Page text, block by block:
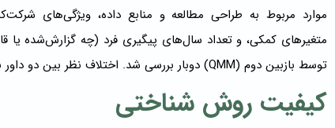
توسط بازبین دوم (QMM) دوبار بررسی شد. اختلاف نظر بین دو داور با بحث و گفتگو با داور سوم (YCL) حل شد.
کیفیت روش شناختی